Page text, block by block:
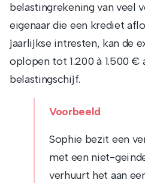
belastingrekening van veel
eigenaar die een krediet
jaarlijkse intresten, kan de
oplopen tot 1.200 à 1.500 €
belastingschijf.
Voorbeeld
Sophie bezit een
met een niet-
verhuurt het aan